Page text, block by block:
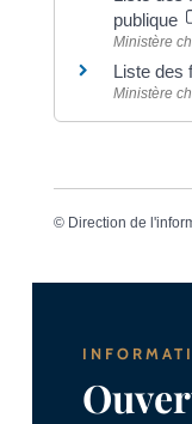
publique
Ministère
Liste des
Ministère
© Direction de